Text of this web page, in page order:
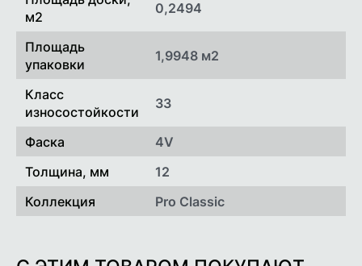
м2
0,2494
Площадь
упаковки
1,9948 м2
Класс
износостойкости
33
Фаска
4V
Толщина, мм
12
Коллекция
Pro Classic